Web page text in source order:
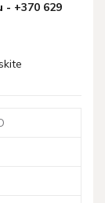
- +370 629